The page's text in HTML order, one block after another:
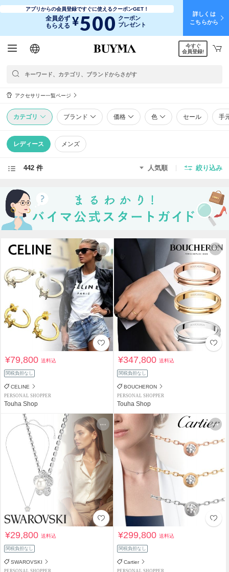
アプリからの会員登録ですぐに使えるクーポンGET！
全員必ず
もらえる ¥500 クーポン
プレゼント
詳しくは
こちらから
日本語
English
简体中文
繁體中文
今すぐ
会員登録!
アクセサリー一覧ページ
カテゴリ ブランド 価格 色 セール 手
レディース メンズ
442 件 人気順 絞り込み
¥79,800送料込
関税負担なし
CELINE
PERSONAL SHOPPER
Touha Shop
¥347,800送料込
関税負担なし
BOUCHERON
PERSONAL SHOPPER
Touha Shop
¥29,800送料込
関税負担なし
SWAROVSKI
PERSONAL SHOPPER
¥299,800送料込
関税負担なし
Cartier
PERSONAL SHOPPER